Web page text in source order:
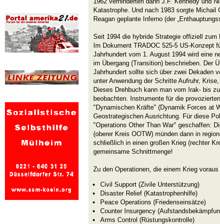
Katastrophe. Und nach 1983 sorgte Michail
Reagan geplante Inferno (der
Seit 1994 die hybride Strategie offiziell zum
Im Dokument TRADOC 525-5 US-Konzept
Jahrhundert vom 1. August 1994 wird eine
im Übergang (Transition) beschrieben. Der
Jahrhundert sollte sich über zwei Dekaden
unter Anwendung der Schritte Aufruhr,
Dieses Drehbuch kann man vom Irak- bis
beobachten. Instrumente für die
"Dynamischen Kräfte" (Dynamik Forces at
Geostrategischen Ausrichtung. Für diese
"Operations Other Than War" geschaffen:
(oberer Kreis OOTW) münden dann in
schließlich in einen großen Krieg (rechter
gemeinsame Schnittmenge!
Zu den Operationen, die einem Krieg
Civil Support (Zivile Unterstützung)
Disaster Relief (Katastrophenhilfe)
Peace Operations (Friedenseinsätze)
Counter Insurgency
Arms Control (Rüstungskontrolle)